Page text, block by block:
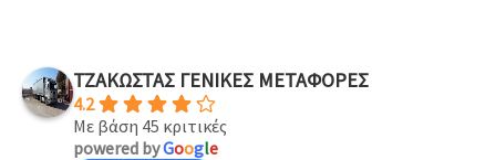
ΤΖΑΚΩΣΤΑΣ ΓΕΝΙΚΕΣ ΜΕΤΑΦΟΡΕΣ
4.2
Με βάση 45 κριτικές
powered byGoogle